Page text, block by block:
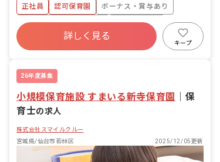
正社員 認可保育園
ボーナス・賞与あり
寮・住宅・家賃補助あり
社会保険完備
福利厚生充実
退職金制度
詳しく見る
キープ
26年度募集
小規模保育施設 すまいる新寺保育園
保
育士の求人
株式会社スマイルクルー
宮城県/仙台市若林区
2025/12/05更新